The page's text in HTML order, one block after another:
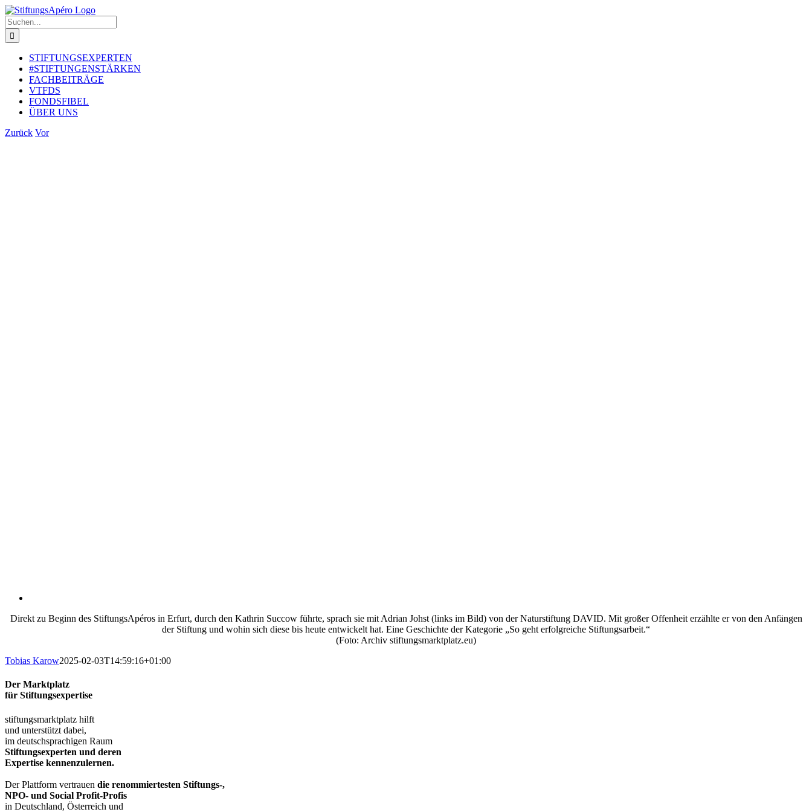
Zum
Inhalt
springen
Suche
nach:
STIFTUNGSEXPERTEN
#STIFTUNGENSTÄRKEN
FACHBEITRÄGE
VTFDS
FONDSFIBEL
ÜBER UNS
Zurück Vor
Direkt zu Beginn des StiftungsApéros in Erfurt, durch den Kathrin Succow führte, sprach sie mit Adrian Johst (links im Bild) von der Naturstiftung DAVID. Mit großer Offenheit erzählte er von den Anfängen
der Stiftung und wohin sich diese bis heute entwickelt hat. Eine Geschichte der Kategorie „So geht erfolgreiche Stiftungsarbeit.“
(Foto: Archiv stiftungsmarktplatz.eu)
Tobias Karow2025-02-03T14:59:16+01:00
Der Marktplatz
für Stiftungsexpertise
stiftungsmarktplatz hilft
und unterstützt dabei,
im deutschsprachigen Raum
Stiftungsexperten und deren
Expertise kennenzulernen.
Der Plattform vertrauen die renommiertesten Stiftungs-,
NPO- und Social Profit-Profis
in Deutschland, Österreich und